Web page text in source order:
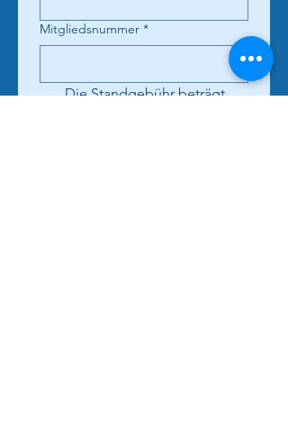
Mitgliedsnummer *
Die Standgebühr beträgt